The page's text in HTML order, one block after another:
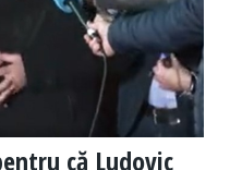
că Ludovic